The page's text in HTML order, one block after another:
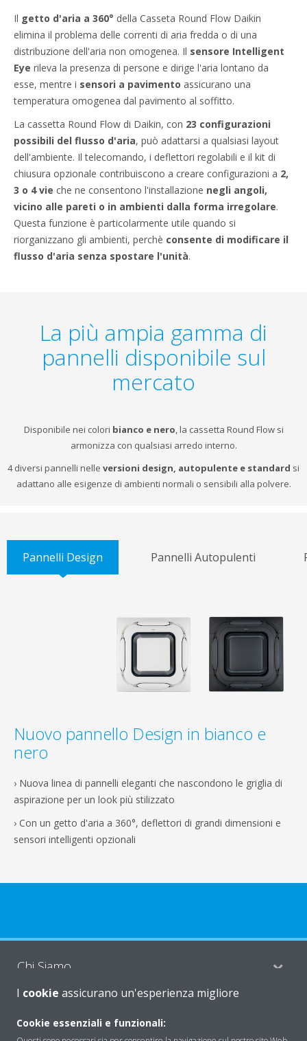
Il getto d'aria a 360° della Casseta Round Flow Daikin
elimina il problema delle correnti di aria fredda o di una
distribuzione dell'aria non omogenea. Il sensore Intelligent
Eye rileva la presenza di persone e dirige l'aria lontano da
esse, mentre i sensori a pavimento assicurano una
temperatura omogenea dal pavimento al soffitto.
La cassetta Round Flow di Daikin, con 23 configurazioni
possibili del flusso d'aria, può adattarsi a qualsiasi layout
dell'ambiente. Il telecomando, i deflettori regolabili e il kit di
chiusura opzionale contribuiscono a creare configurazioni a 2,
3 o 4 vie che ne consentono l'installazione negli angoli,
vicino alle pareti o in ambienti dalla forma irregolare.
Questa funzione è particolarmente utile quando si
riorganizzano gli ambienti, perchè consente di modificare il
flusso d'aria senza spostare l'unità.
La più ampia gamma di
pannelli disponibile sul
mercato
Disponibile nei colori bianco e nero, la cassetta Round Flow si
armonizza con qualsiasi arredo interno.
4 diversi pannelli nelle versioni design, autopulente e standard si
adattano alle esigenze di ambienti normali o sensibili alla polvere.
Pannelli Design Pannelli Autopulenti
Nuovo pannello Design in bianco e
nero
› Nuova linea di pannelli eleganti che nascondono le griglia di
aspirazione per un look più stilizzato
› Con un getto d'aria a 360°, deflettori di grandi dimensioni e
sensori intelligenti opzionali
Chi Siamo
Soluzioni
I cookie assicurano un'esperienza migliore
Cookie essenziali e funzionali: